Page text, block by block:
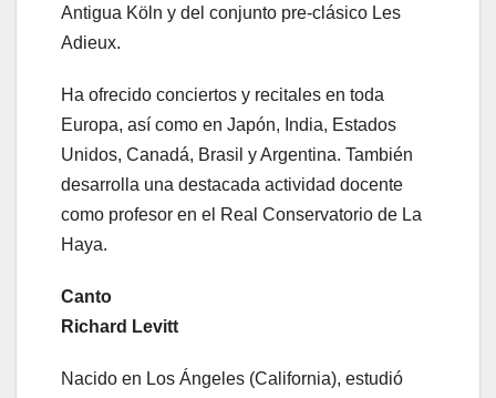
Antigua Köln y del conjunto pre-clásico Les
Adieux.
Ha ofrecido conciertos y recitales en toda
Europa, así como en Japón, India, Estados
Unidos, Canadá, Brasil y Argentina. También
desarrolla una destacada actividad docente
como profesor en el Real Conservatorio de La
Haya.
Canto
Richard Levitt
Nacido en Los Ángeles (California), estudió